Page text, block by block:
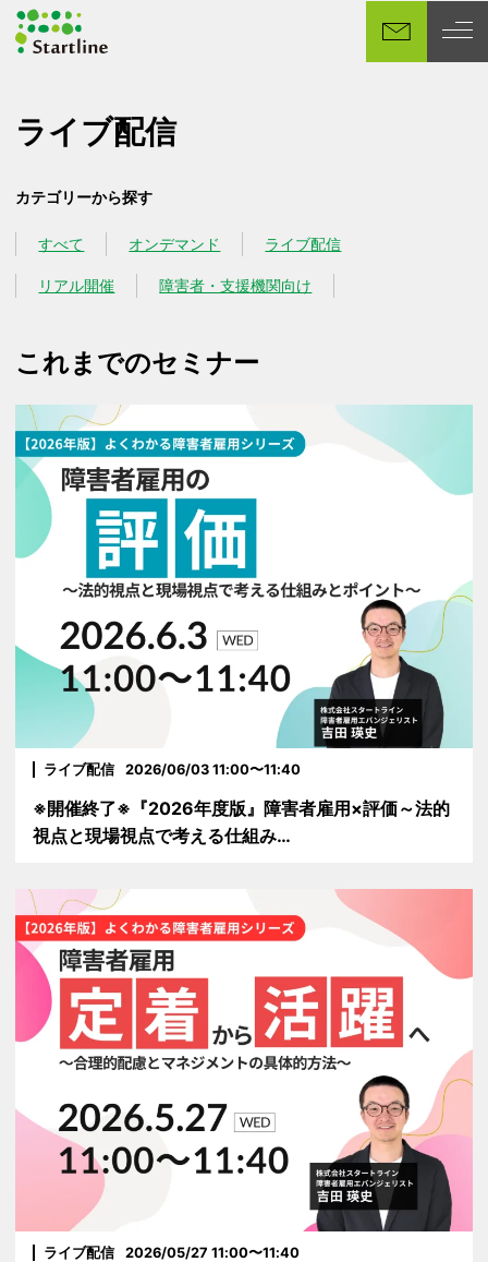
イ
へ
移
ライブ配信
カテゴリーから探す
カテゴリー
すべて
カテゴリー
オンデマンド
カテゴリー
ライブ配信
カテゴリー
リアル開催
カテゴリー
障害者・支援機関向け
これまでのセミナー
ライブ配信 2026/06/03 11:00〜11:40
※開催終了※『2026年度版』障害者雇用×評価～法的
視点と現場視点で考える仕組み…
ライブ配信 2026/05/27 11:00〜11:40